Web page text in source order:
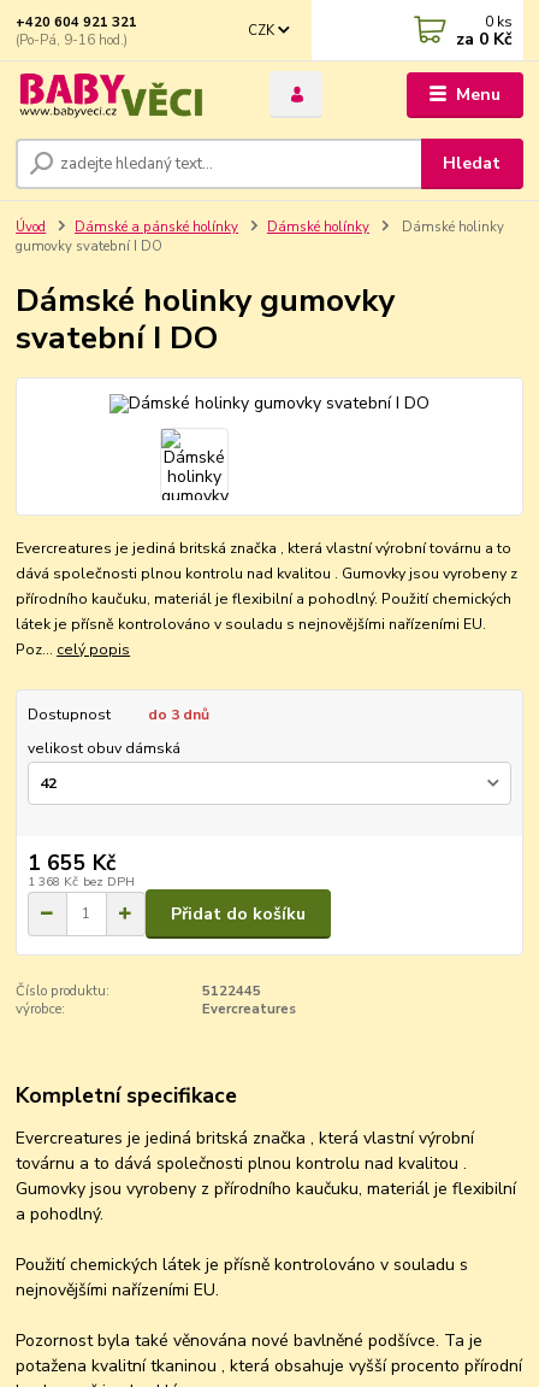
Menu
CZK
Hledat
+420 604 921 321
(Po-Pá, 9-16 hod.)
0 ks
za 0 Kč
Úvod Dámské a pánské holínky Dámské holínky
Dámské holinky
gumovky svatební I DO
Dámské holinky gumovky
svatební I DO
Evercreatures je jediná britská značka , která vlastní výrobní továrnu a to
dává společnosti plnou kontrolu nad kvalitou . Gumovky jsou vyrobeny z
přírodního kaučuku, materiál je flexibilní a pohodlný. Použití chemických
látek je přísně kontrolováno v souladu s nejnovějšími nařízeními EU.
Poz... celý popis
Dostupnost
do 3 dnů
velikost obuv dámská
1 655 Kč
1 368 Kč bez DPH
Přidat do košíku
Číslo produktu:
5122445
výrobce:
Evercreatures
Kompletní specifikace
Evercreatures je jediná britská značka , která vlastní výrobní
továrnu a to dává společnosti plnou kontrolu nad kvalitou .
Gumovky jsou vyrobeny z přírodního kaučuku, materiál je flexibilní
a pohodlný.
Použití chemických látek je přísně kontrolováno v souladu s
nejnovějšími nařízeními EU.
Pozornost byla také věnována nové bavlněné podšívce. Ta je
potažena kvalitní tkaninou , která obsahuje vyšší procento přírodní